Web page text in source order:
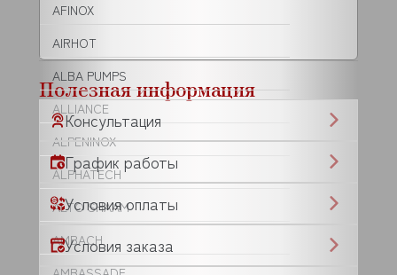
AFINOX
AIRHOT
ALBA PUMPS
ALLIANCE
ALPENINOX
ALPHATECH
ALTO SHAAM
AMBACH
Полезная информация
Консультация
График работы
Условия оплаты
Условия заказа